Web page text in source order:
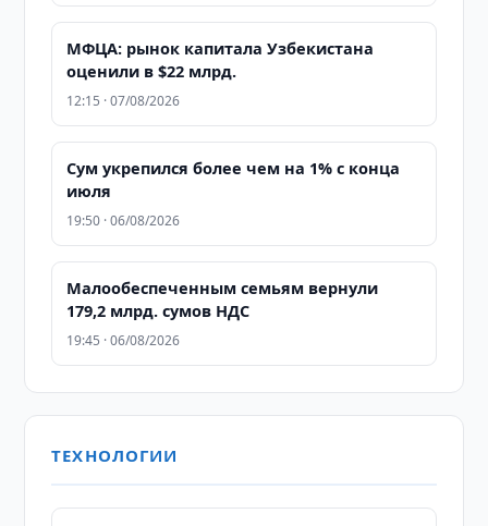
МФЦА: рынок капитала Узбекистана
оценили в $22 млрд.
12:15 · 07/08/2026
Сум укрепился более чем на 1% с конца
июля
19:50 · 06/08/2026
Малообеспеченным семьям вернули
179,2 млрд. сумов НДС
19:45 · 06/08/2026
ТЕХНОЛОГИИ